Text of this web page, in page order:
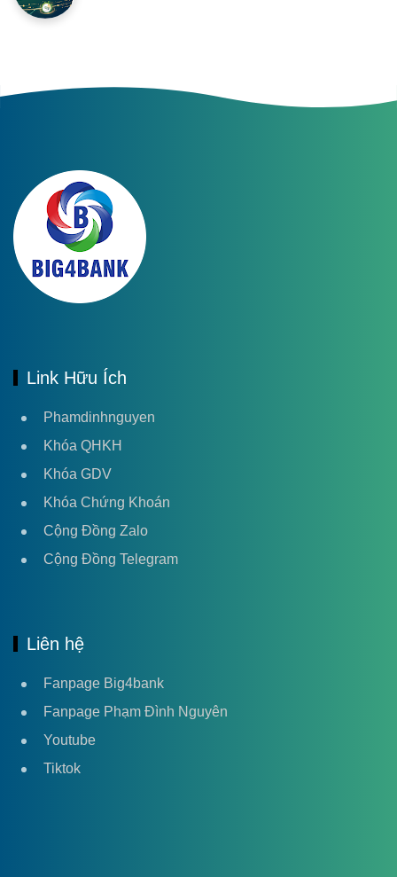
Link Hữu Ích
Phamdinhnguyen
Khóa QHKH
Khóa GDV
Khóa Chứng Khoán
Cộng Đồng Zalo
Cộng Đồng Telegram
Liên hệ
Fanpage Big4bank
Fanpage Phạm Đình Nguyên
Youtube
Tiktok